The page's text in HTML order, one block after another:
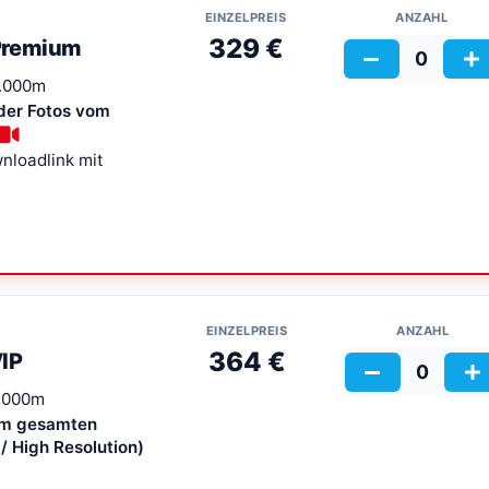
Fotos vom
mit
EINZELPREIS
329 €
ANZAHL
0
gesamten
High Resolution)
EINZELPREIS
364 €
ANZAHL
0